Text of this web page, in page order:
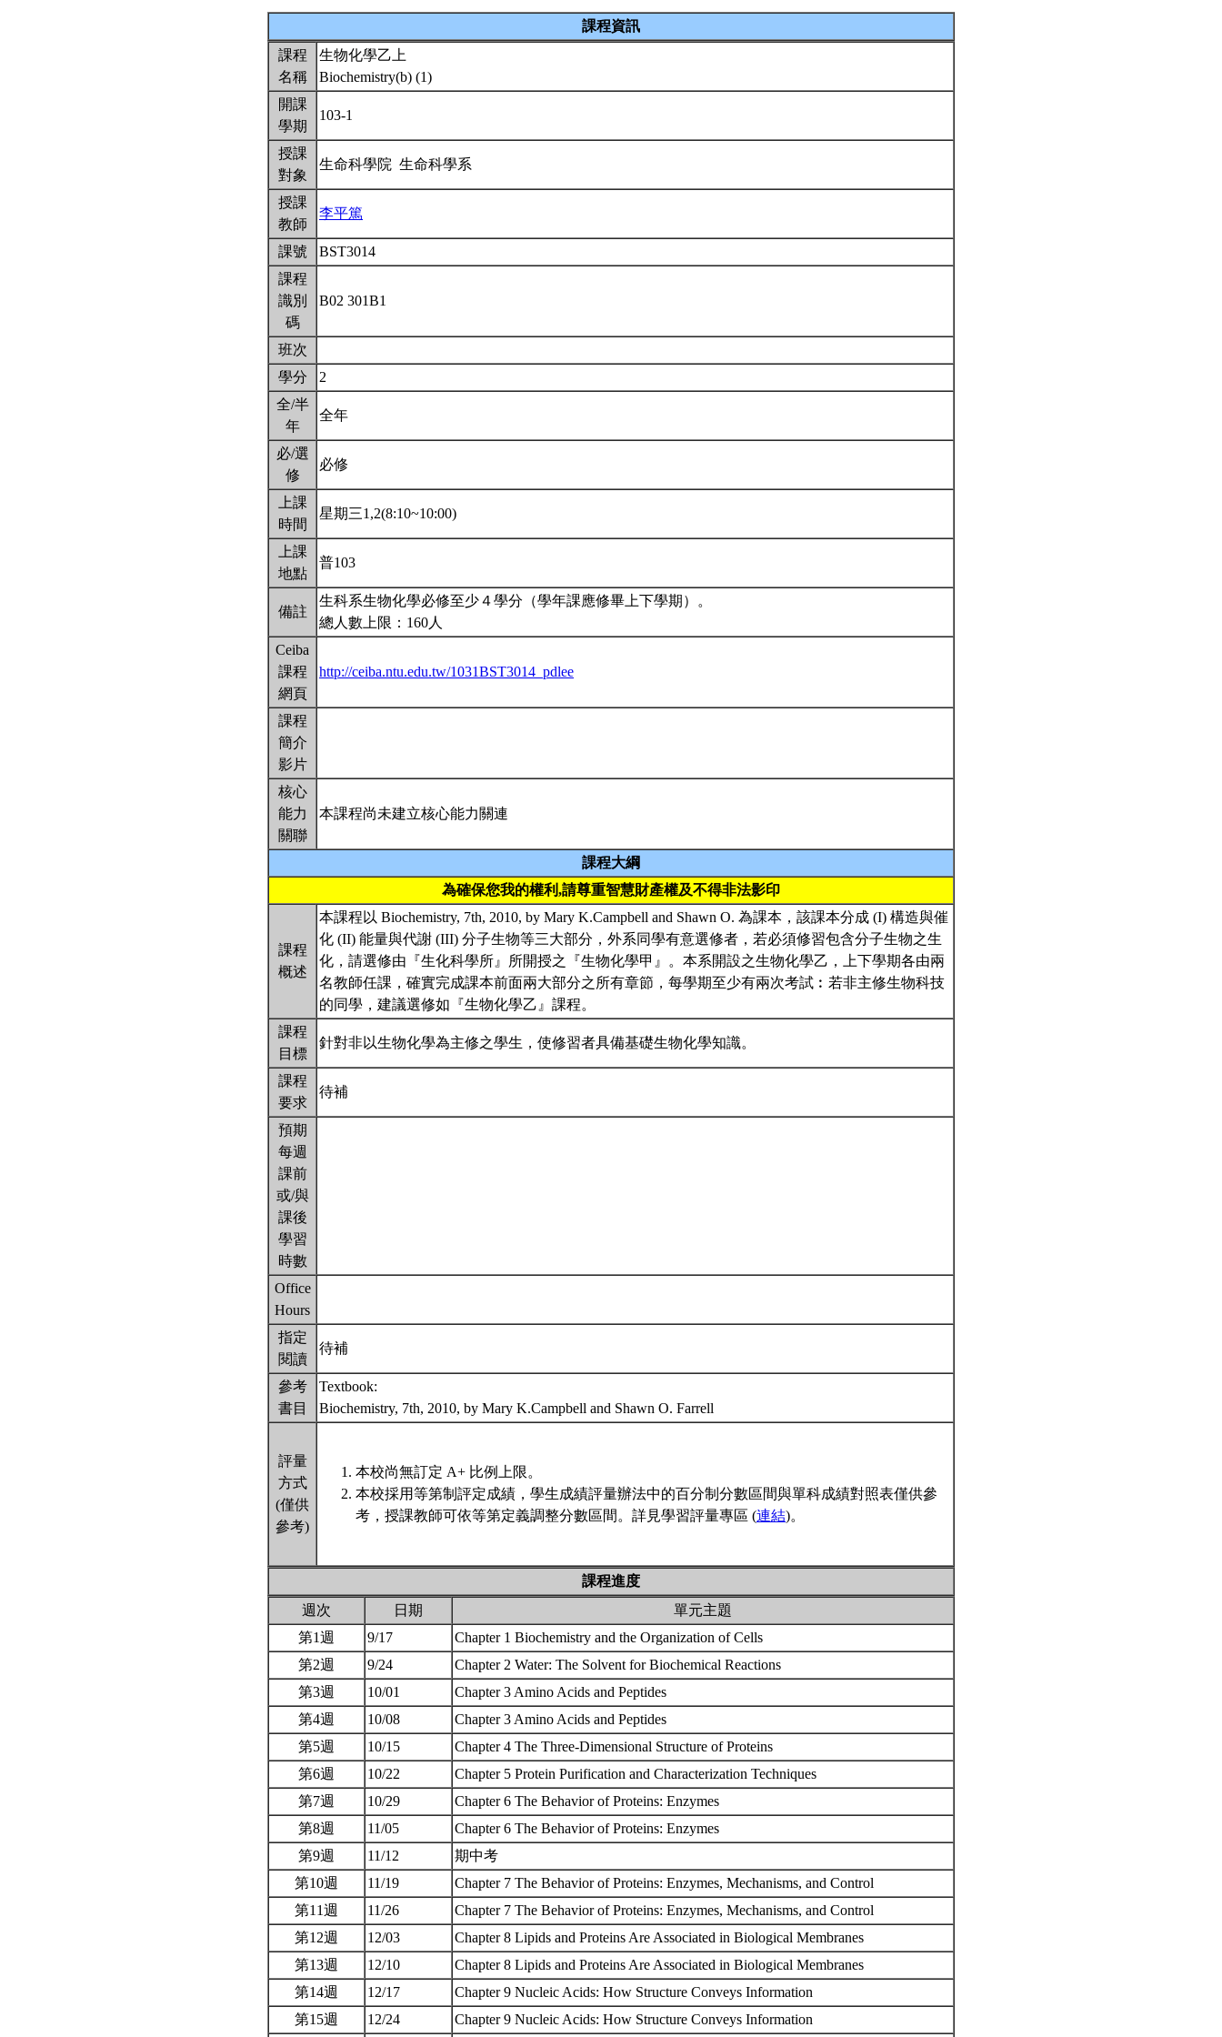
課程資訊
課程
名稱
生物化學乙上
Biochemistry(b) (1)
開課
學期
103-1
授課
對象
生命科學院 生命科學系
授課
教師
李平篤
課號
BST3014
課程
識別
碼
B02 301B1
班次
學分
2
全/半
年
全年
必/選
修
必修
上課
時間
星期三1,2(8:10~10:00)
上課
地點
普103
備註
生科系生物化學必修至少４學分（學年課應修畢上下學期）。
總人數上限：160人
Ceiba
課程
網頁
http://ceiba.ntu.edu.tw/1031BST3014_pdlee
課程
簡介
影片
核心
能力
關聯
本課程尚未建立核心能力關連
課程大綱
為確保您我的權利,請尊重智慧財產權及不得非法影印
課程
概述
本課程以 Biochemistry, 7th, 2010, by Mary K.Campbell and Shawn O. 為課本，該課本分成 (I) 構造與催
化 (II) 能量與代謝 (III) 分子生物等三大部分，外系同學有意選修者，若必須修習包含分子生物之生
化，請選修由『生化科學所』所開授之『生物化學甲』。本系開設之生物化學乙，上下學期各由兩
名教師任課，確實完成課本前面兩大部分之所有章節，每學期至少有兩次考試︰若非主修生物科技
的同學，建議選修如『生物化學乙』課程。
課程
目標
針對非以生物化學為主修之學生，使修習者具備基礎生物化學知識。
課程
要求
待補
預期
每週
課前
或/與
課後
學習
時數
Office
Hours
指定
閱讀
待補
參考
書目
Textbook:
Biochemistry, 7th, 2010, by Mary K.Campbell and Shawn O. Farrell
評量
方式
(僅供
參考)
本校尚無訂定 A+ 比例上限。
本校採用等第制評定成績，學生成績評量辦法中的百分制分數區間與單科成績對照表僅供參
考，授課教師可依等第定義調整分數區間。詳見學習評量專區 (連結)。
課程進度
週次
日期
單元主題
第1週
9/17
Chapter 1 Biochemistry and the Organization of Cells
第2週
9/24
Chapter 2 Water: The Solvent for Biochemical Reactions
第3週
10/01
Chapter 3 Amino Acids and Peptides
第4週
10/08
Chapter 3 Amino Acids and Peptides
第5週
10/15
Chapter 4 The Three-Dimensional Structure of Proteins
第6週
10/22
Chapter 5 Protein Purification and Characterization Techniques
第7週
10/29
Chapter 6 The Behavior of Proteins: Enzymes
第8週
11/05
Chapter 6 The Behavior of Proteins: Enzymes
第9週
11/12
期中考
第10週
11/19
Chapter 7 The Behavior of Proteins: Enzymes, Mechanisms, and Control
第11週
11/26
Chapter 7 The Behavior of Proteins: Enzymes, Mechanisms, and Control
第12週
12/03
Chapter 8 Lipids and Proteins Are Associated in Biological Membranes
第13週
12/10
Chapter 8 Lipids and Proteins Are Associated in Biological Membranes
第14週
12/17
Chapter 9 Nucleic Acids: How Structure Conveys Information
第15週
12/24 Chapter 9 Nucleic Acids: How Structure Conveys Information